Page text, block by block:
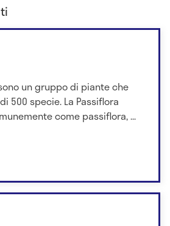
un gruppo di piante che
500 specie. La Passiflora
come passiflora, ...